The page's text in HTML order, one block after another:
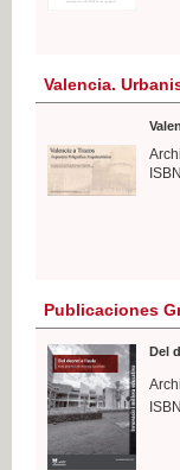
Valencia.
Publicaciones
Del